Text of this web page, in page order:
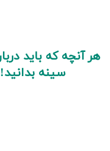
هر آنچه که باید
سینه بدانید!